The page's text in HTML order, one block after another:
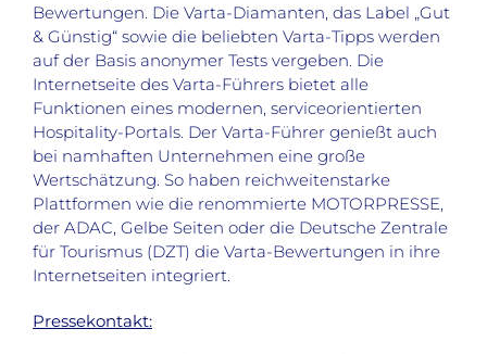
Bewertungen. Die Varta-Diamanten, das Label „Gut
& Günstig“ sowie die beliebten Varta-Tipps werden
auf der Basis anonymer Tests vergeben. Die
Internetseite des Varta-Führers bietet alle
Funktionen eines modernen, serviceorientierten
Hospitality-Portals. Der Varta-Führer genießt auch
bei namhaften Unternehmen eine große
Wertschätzung. So haben reichweitenstarke
Plattformen wie die renommierte MOTORPRESSE,
der ADAC, Gelbe Seiten oder die Deutsche Zentrale
für Tourismus (DZT) die Varta-Bewertungen in ihre
Internetseiten integriert.
Pressekontakt: